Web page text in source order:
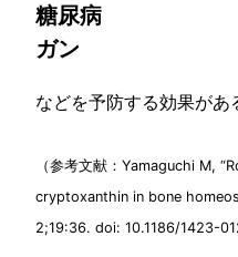
糖尿病
ガン
などを予防する効果があ
（参考文献：Yamaguchi M,
cryptoxanthin in bone
2;19:36. doi: 10.1186/1423-